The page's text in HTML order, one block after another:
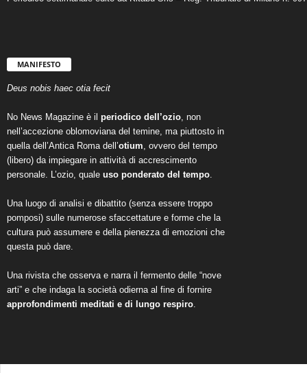
MANIFESTO
Deus nobis haec otia fecit
No News Magazine è il periodico dell’ozio, non
nell’accezione oblomoviana del temine, ma piuttosto in
quella dell’Antica Roma dell’otium, ovvero del tempo
(libero) da impiegare in attività di accrescimento
personale. L’ozio, quale uso ponderato del tempo.
Una luogo di analisi e dibattito (senza essere troppo
pomposi) sulle numerose sfaccettature e forme che la
cultura può assumere e della pienezza di emozioni che
questa può dare.
Una rivista che osserva e narra il fermento delle “nove
arti” e che indaga la società odierna al fine di fornire
approfondimenti meditati e di lungo respiro.